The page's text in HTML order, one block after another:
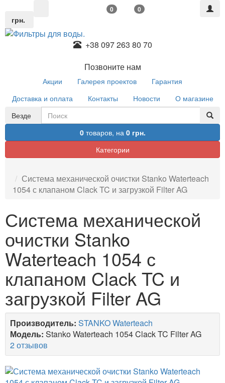
грн.
0 0
+38 097 263 80 70
Позвоните нам
Акции Галерея проектов
Гарантия
Доставка и оплата
Контакты Новости
О магазине
Везде
0товаров, на 0 грн.
Категории
Система механической очистки Stanko Waterteach
1054 с клапаном Clack TC и загрузкой Filter AG
Система механической
очистки Stanko
Waterteach 1054 с
клапаном Clack TC и
загрузкой Filter AG
Производитель: STANKO Waterteach
Модель: Stanko Waterteach 1054 Clack TC Filter AG
2 отзывов